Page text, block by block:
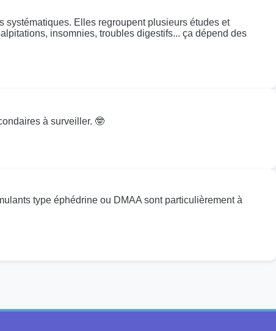
systématiques. Elles regroupent plusieurs études et
insomnies, troubles digestifs... ça dépend des
à surveiller. 🤓
type éphédrine ou DMAA sont particulièrement à